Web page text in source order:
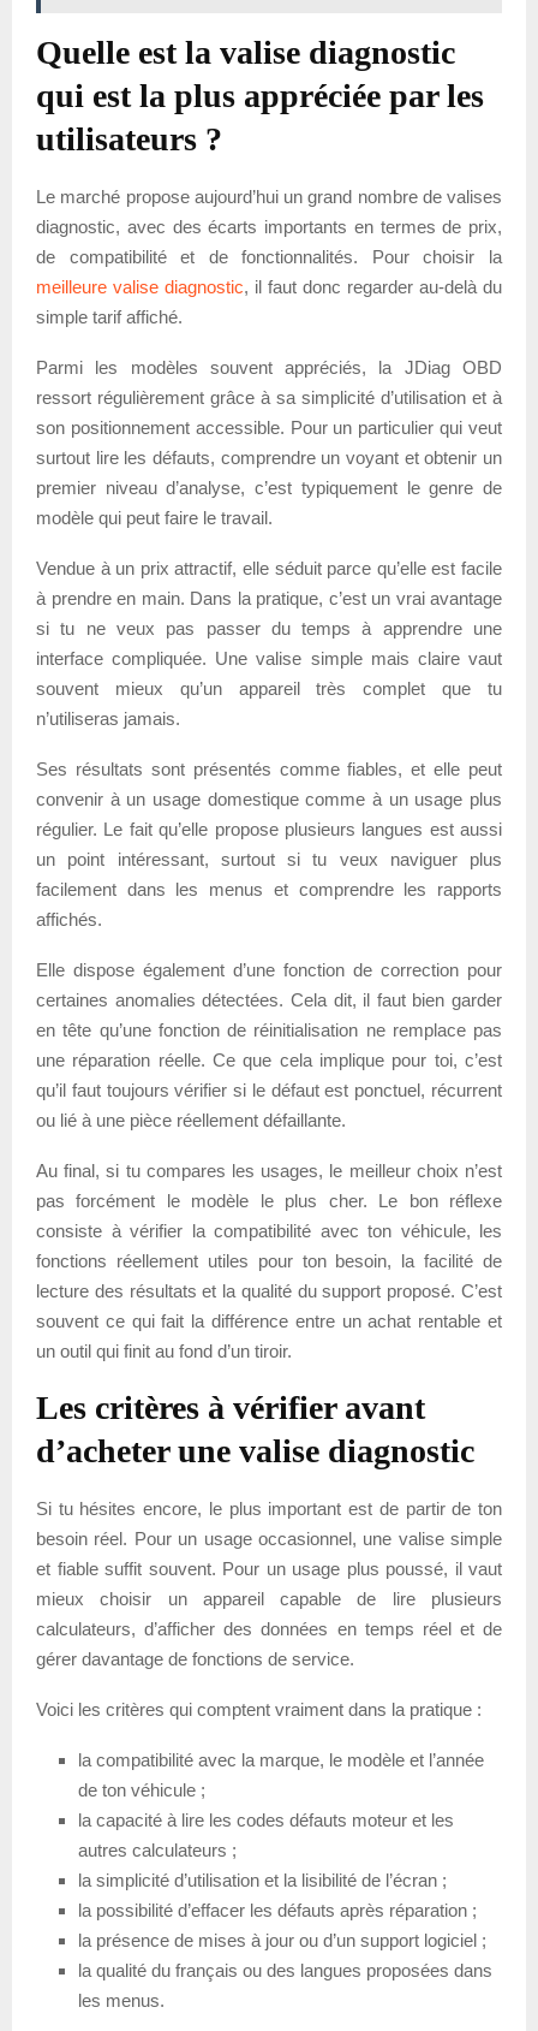
Quelle est la valise diagnostic
qui est la plus appréciée par les
utilisateurs ?
Le marché propose aujourd’hui un grand nombre de valises
diagnostic, avec des écarts importants en termes de prix,
de compatibilité et de fonctionnalités. Pour choisir la
meilleure valise diagnostic, il faut donc regarder au-delà du
simple tarif affiché.
Parmi les modèles souvent appréciés, la JDiag OBD
ressort régulièrement grâce à sa simplicité d’utilisation et à
son positionnement accessible. Pour un particulier qui veut
surtout lire les défauts, comprendre un voyant et obtenir un
premier niveau d’analyse, c’est typiquement le genre de
modèle qui peut faire le travail.
Vendue à un prix attractif, elle séduit parce qu’elle est facile
à prendre en main. Dans la pratique, c’est un vrai avantage
si tu ne veux pas passer du temps à apprendre une
interface compliquée. Une valise simple mais claire vaut
souvent mieux qu’un appareil très complet que tu
n’utiliseras jamais.
Ses résultats sont présentés comme fiables, et elle peut
convenir à un usage domestique comme à un usage plus
régulier. Le fait qu’elle propose plusieurs langues est aussi
un point intéressant, surtout si tu veux naviguer plus
facilement dans les menus et comprendre les rapports
affichés.
Elle dispose également d’une fonction de correction pour
certaines anomalies détectées. Cela dit, il faut bien garder
en tête qu’une fonction de réinitialisation ne remplace pas
une réparation réelle. Ce que cela implique pour toi, c’est
qu’il faut toujours vérifier si le défaut est ponctuel, récurrent
ou lié à une pièce réellement défaillante.
Au final, si tu compares les usages, le meilleur choix n’est
pas forcément le modèle le plus cher. Le bon réflexe
consiste à vérifier la compatibilité avec ton véhicule, les
fonctions réellement utiles pour ton besoin, la facilité de
lecture des résultats et la qualité du support proposé. C’est
souvent ce qui fait la différence entre un achat rentable et
un outil qui finit au fond d’un tiroir.
Les critères à vérifier avant
d’acheter une valise diagnostic
Si tu hésites encore, le plus important est de partir de ton
besoin réel. Pour un usage occasionnel, une valise simple
et fiable suffit souvent. Pour un usage plus poussé, il vaut
mieux choisir un appareil capable de lire plusieurs
calculateurs, d’afficher des données en temps réel et de
gérer davantage de fonctions de service.
Voici les critères qui comptent vraiment dans la pratique :
la compatibilité avec la marque, le modèle et l’année
de ton véhicule ;
la capacité à lire les codes défauts moteur et les
autres calculateurs ;
la simplicité d’utilisation et la lisibilité de l’écran ;
la possibilité d’effacer les défauts après réparation ;
la présence de mises à jour ou d’un support logiciel ;
la qualité du français ou des langues proposées dans
les menus.